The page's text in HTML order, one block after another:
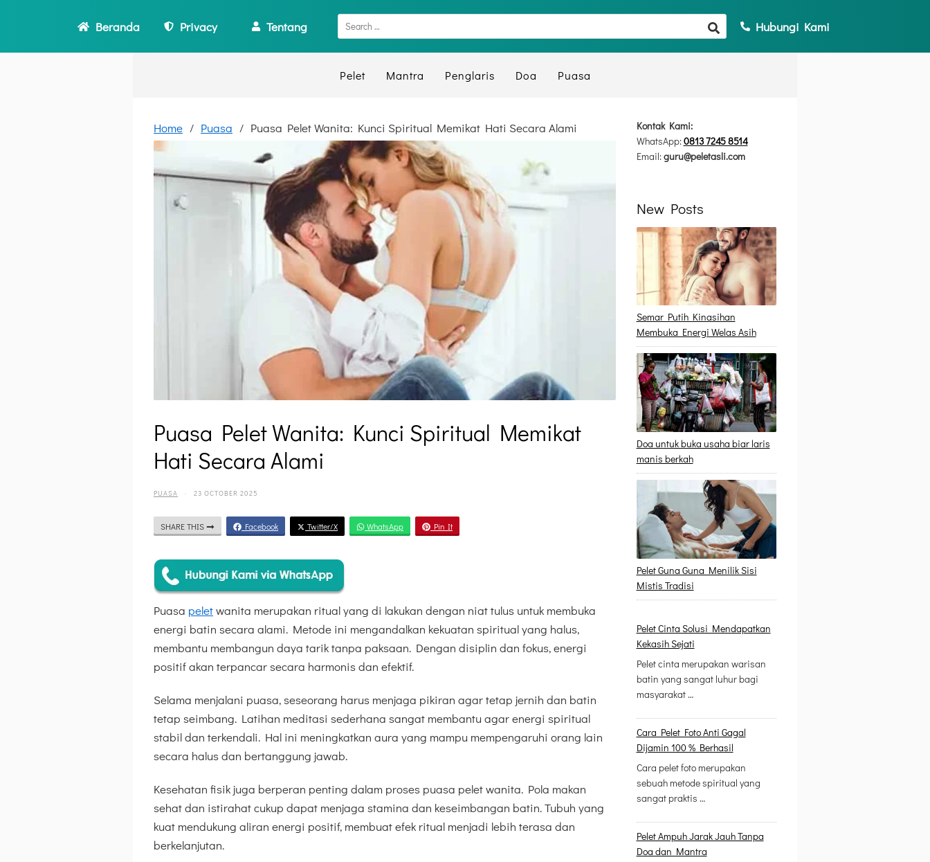
Beranda Privacy Tentang Hubungi Kami
Pelet Mantra Penglaris Doa Puasa
Home Puasa Puasa Pelet Wanita: Kunci Spiritual Memikat Hati Secara Alami
Puasa Pelet Wanita: Kunci Spiritual Memikat
Hati Secara Alami
PUASA · 23 OCTOBER 2025
SHARE THIS Facebook Twitter/X WhatsApp Pin It
Puasa peletwanita merupakan ritual yang di lakukan dengan niat tulus untuk membuka
energi batin secara alami. Metode ini mengandalkan kekuatan spiritual yang halus,
membantu membangun daya tarik tanpa paksaan. Dengan disiplin dan fokus, energi
positif akan terpancar secara harmonis dan efektif.
Selama menjalani puasa, seseorang harus menjaga pikiran agar tetap jernih dan batin
tetap seimbang. Latihan meditasi sederhana sangat membantu agar energi spiritual
stabil dan terkendali. Hal ini meningkatkan aura yang mampu mempengaruhi orang lain
secara halus dan bertanggung jawab.
Kesehatan fisik juga berperan penting dalam proses puasa pelet wanita. Pola makan
sehat dan istirahat cukup dapat menjaga stamina dan keseimbangan batin. Tubuh yang
kuat mendukung aliran energi positif, membuat efek ritual menjadi lebih terasa dan
berkelanjutan.
Kontak Kami:
WhatsApp:0813 7245 8514
Email:guru@peletasli.com
New Posts
Semar Putih Kinasihan
Membuka Energi Welas Asih
Doa untuk buka usaha biar laris
manis berkah
Pelet Guna Guna Menilik Sisi
Mistis Tradisi
Pelet Cinta Solusi Mendapatkan
Kekasih Sejati
Pelet cinta merupakan warisan
batin yang sangat luhur bagi
masyarakat …
Cara Pelet Foto Anti Gagal
Dijamin 100 % Berhasil
Cara pelet foto merupakan
sebuah metode spiritual yang
sangat praktis …
Pelet Ampuh Jarak Jauh Tanpa
Doa dan Mantra